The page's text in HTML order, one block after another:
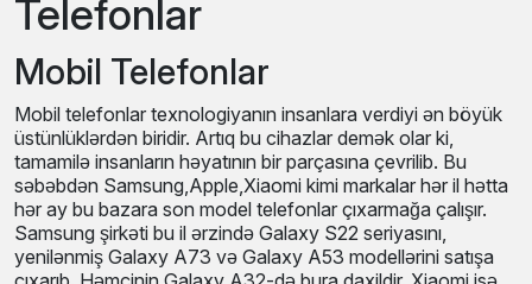
Telefonlar
Mobil Telefonlar
Mobil telefonlar texnologiyanın insanlara verdiyi ən böyük
üstünlüklərdən biridir. Artıq bu cihazlar demək olar ki,
tamamilə insanların həyatının bir parçasına çevrilib. Bu
səbəbdən Samsung,Apple,Xiaomi kimi markalar hər il hətta
hər ay bu bazara son model telefonlar çıxarmağa çalışır.
Samsung şirkəti bu il ərzində Galaxy S22 seriyasını,
yenilənmiş Galaxy A73 və Galaxy A53 modellərini satışa